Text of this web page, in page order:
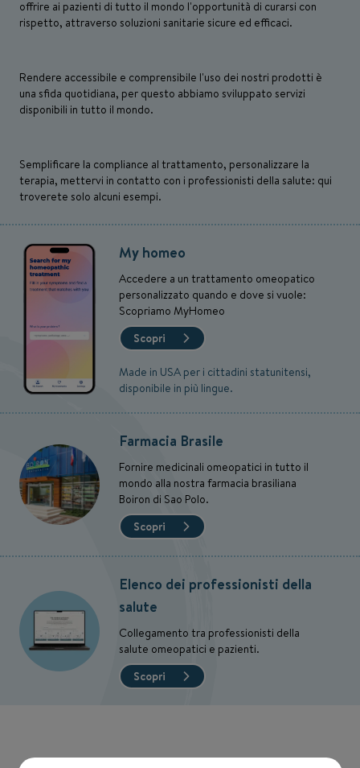
offrire ai pazienti di tutto il mondo l'opportunità di curarsi con
rispetto, attraverso soluzioni sanitarie sicure ed efficaci.
Rendere accessibile e comprensibile l'uso dei nostri prodotti è
una sfida quotidiana, per questo abbiamo sviluppato servizi
disponibili in tutto il mondo.
Semplificare la compliance al trattamento, personalizzare la
terapia, mettervi in contatto con i professionisti della salute: qui
troverete solo alcuni esempi.
My homeo
Accedere a un trattamento omeopatico
personalizzato quando e dove si vuole:
Scopriamo MyHomeo
Scopri
Made in USA per i cittadini statunitensi,
disponibile in più lingue.
Farmacia Brasile
Fornire medicinali omeopatici in tutto il
mondo alla nostra farmacia brasiliana
Boiron di Sao Polo.
Scopri
Elenco dei professionisti della
salute
Collegamento tra professionisti della
salute omeopatici e pazienti.
Scopri